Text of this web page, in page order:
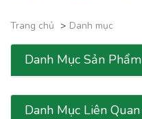
Trang chủ Danh mục
Danh Mục Sản Phẩm
Danh Mục Liên Quan